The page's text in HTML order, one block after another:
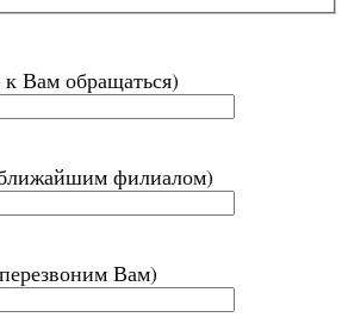
Вам обращаться)
ближайшим филиалом)
Вам)